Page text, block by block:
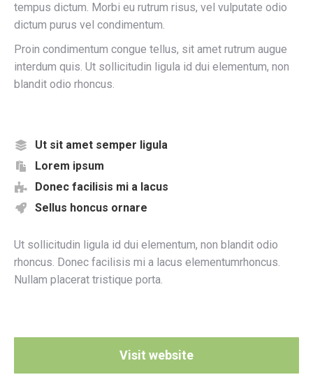
tempus dictum. Morbi eu rutrum risus, vel vulputate odio
dictum purus vel condimentum.
Proin condimentum congue tellus, sit amet rutrum augue
interdum quis. Ut sollicitudin ligula id dui elementum, non
blandit odio rhoncus.
Ut sit amet semper ligula
Lorem ipsum
Donec facilisis mi a lacus
Sellus honcus ornare
Ut sollicitudin ligula id dui elementum, non blandit odio
rhoncus. Donec facilisis mi a lacus elementumrhoncus.
Nullam placerat tristique porta.
Visit website